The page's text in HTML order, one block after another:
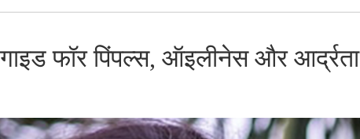
फॉर पिंपल्स, ऑइलीनेस और आर्द्रता